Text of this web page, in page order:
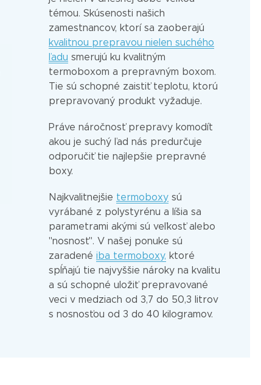
témou. Skúsenosti našich
zamestnancov, ktorí sa zaoberajú
kvalitnou prepravou nielen suchého
ľadu smerujú ku kvalitným
termoboxom a prepravným boxom.
Tie sú schopné zaistiť teplotu, ktorú
prepravovaný produkt vyžaduje.
Práve náročnosť prepravy komodít
akou je suchý ľad nás predurčuje
odporučiť tie najlepšie prepravné
boxy.
Najkvalitnejšie termoboxy sú
vyrábané z polystyrénu a líšia sa
parametrami akými sú veľkosť alebo
"nosnosť". V našej ponuke sú
zaradené iba termoboxy, ktoré
spĺňajú tie najvyššie nároky na kvalitu
a sú schopné uložiť prepravované
veci v medziach od 3,7 do 50,3 litrov
s nosnosťou od 3 do 40 kilogramov.